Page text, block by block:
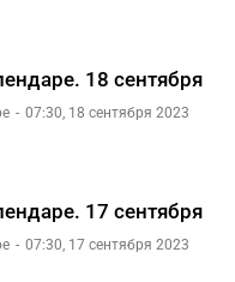
18 сентября
07:30, 18 сентября 2023
17 сентября
07:30, 17 сентября 2023